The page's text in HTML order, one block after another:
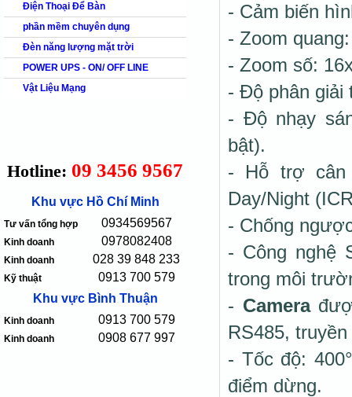
Điện Thoại Để Bàn
phần mềm chuyên dụng
Đèn năng lượng mặt trời
POWER UPS - ON/ OFF LINE
Vật Liệu Mạng
Hotline: 09 3456 9567
Khu vực Hồ Chí Minh
Tư vấn tổng hợp 0934569567
Kinh doanh 0978082408
Kinh doanh 028 39 848 233
Kỹ thuật
0913 700 579
Khu vực Bình Thuận
Kinh doanh 0913 700 579
Kinh doanh 0908 677 997
- Cảm biến
- Zoom
- Zoom số:
- Độ phân giải
- Độ nhạy
bật).
- Hỗ trợ cân
Day/Night
- Chống
- Công nghệ
trong môi
- Camera
RS485,
- Tốc độ:
điểm dừng.